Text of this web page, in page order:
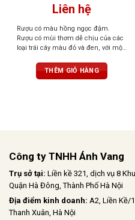
Liên hệ
Rượu có màu hồng ngọc đậm.
Rượu có mùi thơm dễ chịu của các
loại trái cây màu đỏ và đen, với một
nhàng. Vòm miệng được tráng rất
cân đối và thể hiện rất nhiều sự
THÊM GIỎ HÀNG
Công ty TNHH Ánh Vang
Trụ sở tại: Liền kề 321, dịch vụ 8
Quận Hà Đông, Thành Phố Hà Nội
Địa điểm kinh doanh: A2, Liền Kề/
Thanh Xuân, Hà Nội